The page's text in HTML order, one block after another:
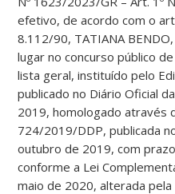
efetivo, de acordo com o
8.112/90, TATIANA
lugar no concurso público
lista geral, instituído pelo
publicado no Diário Oficial
2019, homologado através
724/2019/DDP, publicada
outubro de 2019, com
conforme a Lei
maio de 2020, alterada